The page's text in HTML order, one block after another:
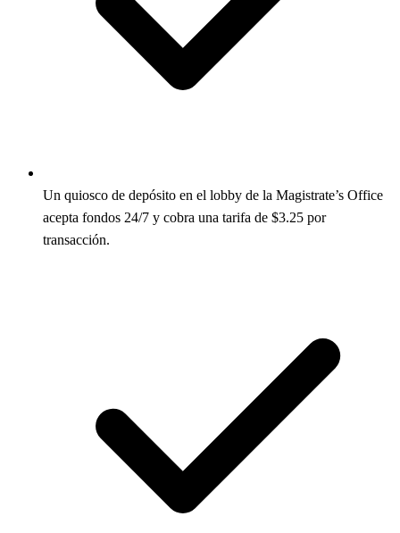
Un quiosco de depósito en el lobby de la Magistrate’s Office
acepta fondos 24/7 y cobra una tarifa de $3.25 por
transacción.